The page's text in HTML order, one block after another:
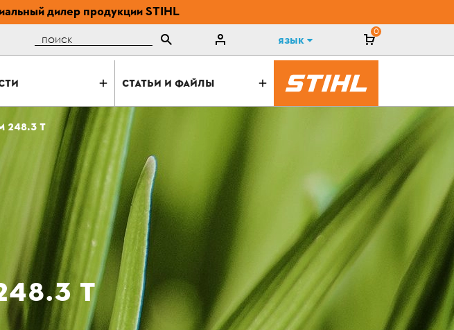
дилер продукции STIHL
Поиск Язык
0
СТАТЬИ И ФАЙЛЫ
248.3 T
T